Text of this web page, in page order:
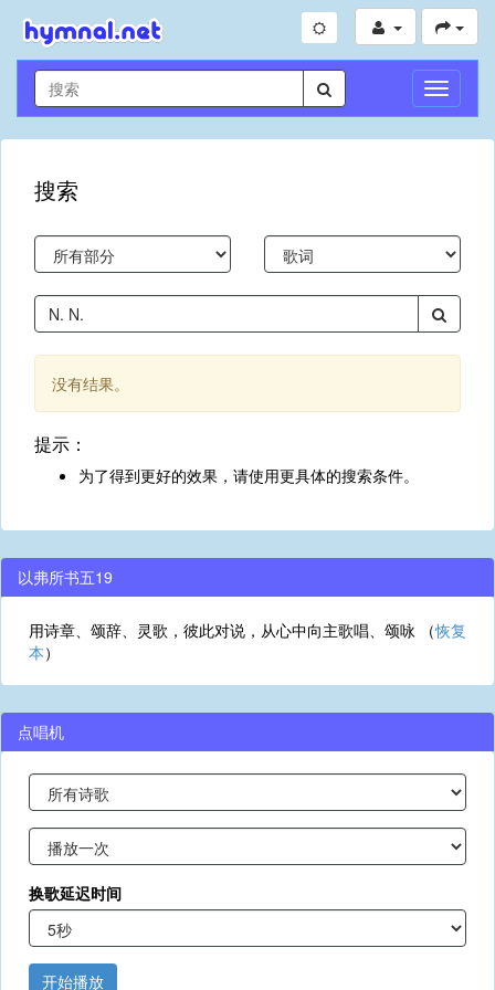
切
换
导
搜索
没有结果。
提示：
为了得到更好的效果，请使用更具体的搜索条件。
以弗所书五19
用诗章、颂辞、灵歌，彼此对说，从心中向主歌唱、颂咏 （恢复
本）
点唱机
换歌延迟时间
开始播放